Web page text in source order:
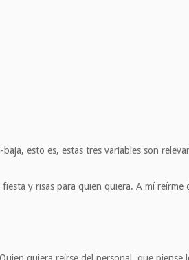
esto es, estas tres variables son
y risas para quien quiera. A mí reírme
quiera reírse del personal, que piense